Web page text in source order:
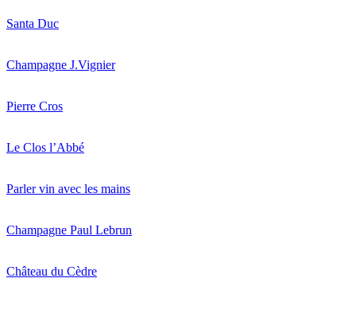
Santa Duc
Champagne J.Vignier
Pierre Cros
Le Clos l’Abbé
Parler vin avec les mains
Champagne Paul Lebrun
Château du Cèdre